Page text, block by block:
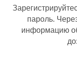
пароль.
информацию